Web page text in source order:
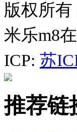
版权所
米乐m8
ICP: 苏
推荐链